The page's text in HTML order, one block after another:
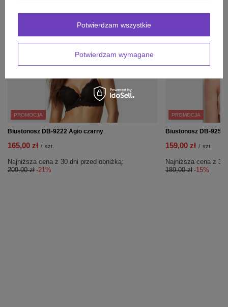
PROMOCJA
Biustonosz DB-9222 Agio czarny
165,00 zł / szt.
Najniższa cena z 30 dni przed obniżką:
209,00 zł -21%
PROMOCJA
Biustonosz DB-9259
159,00 zł / szt.
Najniższa cena z
189,00 zł -15%
Potwierdzam wymagane
Potwierdzam wszystkie